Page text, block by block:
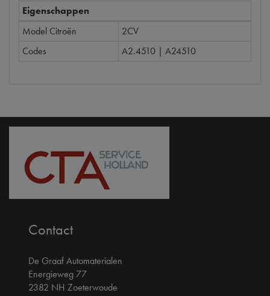
Eigenschappen
Model Citroën
2CV
Codes
A2.4510 | A24510
Contact
De Graaf Automaterialen
Energieweg 77
2382 NH Zoeterwoude